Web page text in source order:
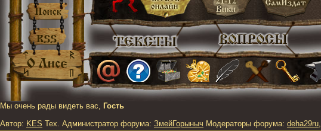
Мы очень рады видеть вас, Гость
Автор: KES Тех. Администратор форума: ЗмейГорыныч Модераторы форума: deha29ru,